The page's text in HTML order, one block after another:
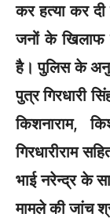
कर हत्‍या कर
जनों के खिलाफ
है। पुलिस के
पुत्र गिरधारी
किशनाराम,
गिरधारीराम
भाई नरेन्‍द्र के
मामले की जांच